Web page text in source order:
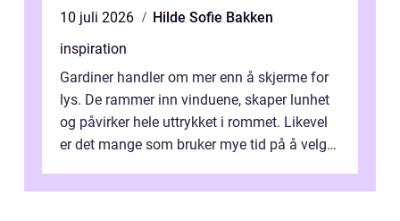
10 juli 2026
Hilde Sofie Bakken
inspiration
Gardiner handler om mer enn å skjerme for
lys. De rammer inn vinduene, skaper lunhet
og påvirker hele uttrykket i rommet. Likevel
er det mange som bruker mye tid på å velge